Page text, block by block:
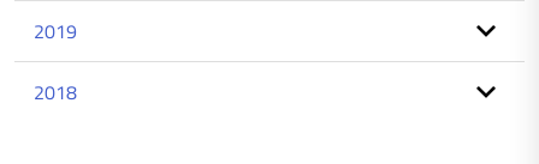
2019
2018